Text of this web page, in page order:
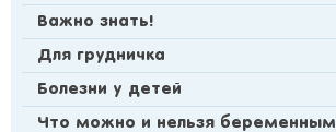
Важно знать!
Для грудничка
Болезни у детей
Что можно и нельзя беременным